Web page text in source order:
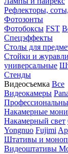
Рефлекторы,
Фотозонты
Фотобоксы FST
Спецэффекты
Столы для
Стойки и журавли
универсальные
Стенды
Видеосъемка Все
Видеокамеры
Накамерные
Накамерный свет
Yongnuo Fujimi
Штативы и
Видеоштативы